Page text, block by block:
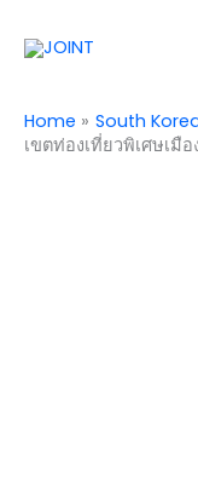
Home
South
เขตท่องเที่ยวพิเศษเ